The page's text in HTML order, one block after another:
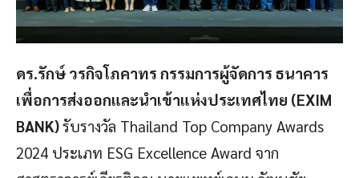
ดร.รักษ์ วรกิจโภคาทร กรรมการผู้จัดการ ธนาคาร
เพื่อการส่งออกและนำเข้าแห่งประเทศไทย (EXIM
BANK)รับรางวัล Thailand Top Company Awards
2024 ประเภท ESG Excellence Award จาก